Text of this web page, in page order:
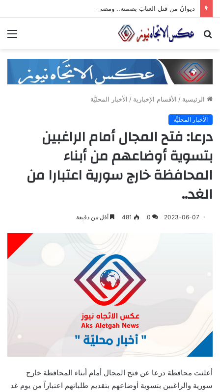
ديوانُ من قتل العتابَ بصمته.. ومضى خلف الأبوابِ يجرُّ ماضيه
بحث
الرئيسية / الأقسام الإخبارية / الأخبار المحليَّة
الأخبار المحليَّة
درعا: فتح المجال أمام الراغبين
بتسوية أوضاعهم من أبناء
المحافظة خارج سورية اعتبارا من
الغد..
2023-06-07
0
481 أقل من دقيقة
أعلنت محافظة درعا عن فتح المجال أمام أبناء المحافظة خارج
سورية والراغبين بتسوية أوضاعهم بتقديم طلباتهم اعتباراً من يوم غد